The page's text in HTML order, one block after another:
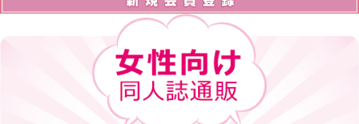
作品を通信販売いたします。